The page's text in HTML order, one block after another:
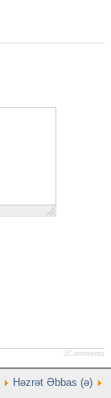
JComments
Həzrət Əbbas (ə)